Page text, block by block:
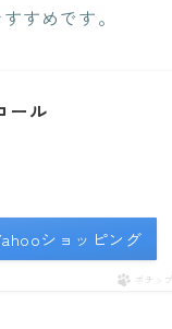
すめです。
ール
ショッピング
ポチップ